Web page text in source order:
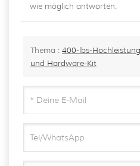
wie möglich antworten.
Thema : 400-lbs-
und Hardware-Kit